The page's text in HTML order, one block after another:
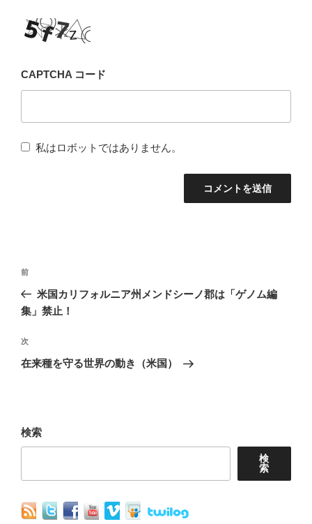
CAPTCHA コード
私はロボットではありません。
投
稿
ナ
ゲ
ー
ン
前
の
投
前
米国カリフォルニア州メンドシーノ郡は「ゲノム編
集」禁止！
次
の
次
在来種を守る世界の動き（米国）
検索
検
索